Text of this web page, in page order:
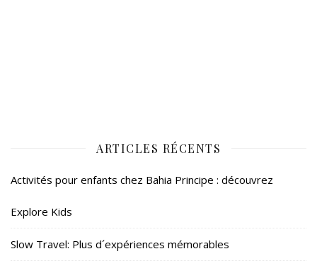
ARTICLES RÉCENTS
Activités pour enfants chez Bahia Principe : découvrez
Explore Kids
Slow Travel: Plus d´expériences mémorables